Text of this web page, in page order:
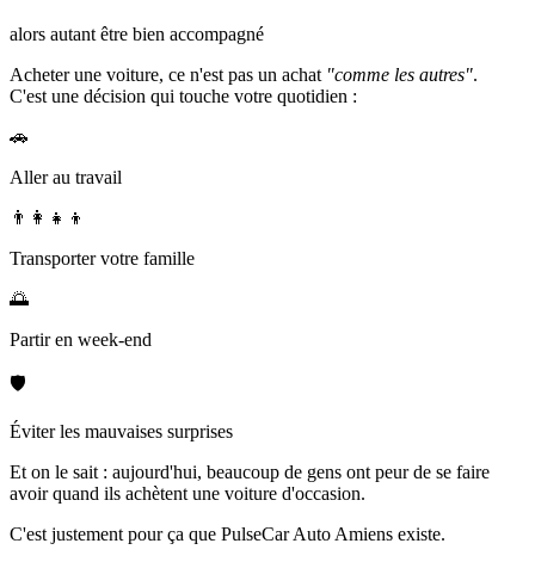
alors autant être bien accompagné
Acheter une voiture, ce n'est pas un achat "comme les autres".
C'est une décision qui touche votre quotidien :
🚗
Aller au travail
👨‍👩‍👧‍👦
Transporter votre famille
🌅
Partir en week-end
🛡️
Éviter les mauvaises surprises
Et on le sait : aujourd'hui, beaucoup de gens ont peur de se faire
avoirquand ils achètent une voiture d'occasion.
C'est justement pour ça que PulseCar Auto Amiens existe.